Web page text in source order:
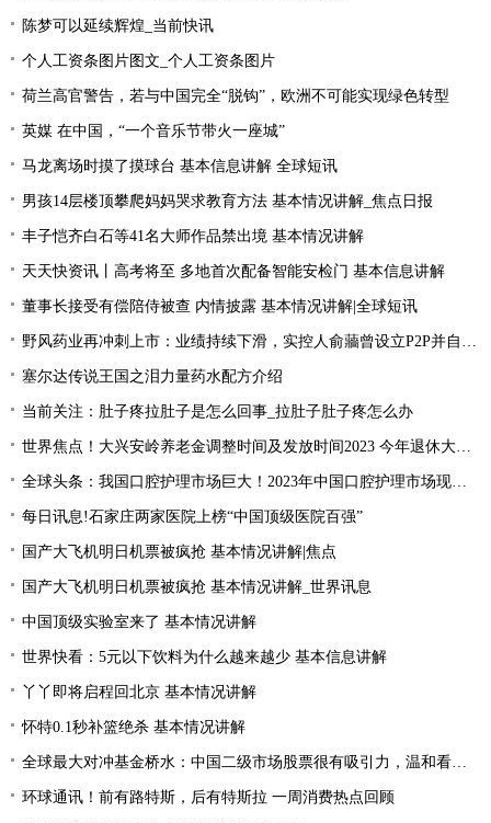
陈梦可以延续辉煌_当前快讯
个人工资条图片图文_个人工资条图片
荷兰高官警告，若与中国完全“脱钩”，欧洲不可能实现绿色转型
英媒 在中国，“一个音乐节带火一座城”
马龙离场时摸了摸球台 基本信息讲解 全球短讯
男孩14层楼顶攀爬妈妈哭求教育方法 基本情况讲解_焦点日报
丰子恺齐白石等41名大师作品禁出境 基本情况讲解
天天快资讯丨高考将至 多地首次配备智能安检门 基本信息讲解
董事长接受有偿陪侍被查 内情披露 基本情况讲解|全球短讯
野风药业再冲刺上市：业绩持续下滑，实控人俞蘠曾设立P2P并自融 天天观察
塞尔达传说王国之泪力量药水配方介绍
当前关注：肚子疼拉肚子是怎么回事_拉肚子肚子疼怎么办
世界焦点！大兴安岭养老金调整时间及发放时间2023 今年退休大概会涨的的？
全球头条：我国口腔护理市场巨大！2023年中国口腔护理市场现状分析
每日讯息!石家庄两家医院上榜“中国顶级医院百强”
国产大飞机明日机票被疯抢 基本情况讲解|焦点
国产大飞机明日机票被疯抢 基本情况讲解_世界讯息
中国顶级实验室来了 基本情况讲解
世界快看：5元以下饮料为什么越来越少 基本信息讲解
丫丫即将启程回北京 基本情况讲解
怀特0.1秒补篮绝杀 基本情况讲解
全球最大对冲基金桥水：中国二级市场股票很有吸引力，温和看多中国资产|全球简讯
环球通讯！前有路特斯，后有特斯拉 一周消费热点回顾